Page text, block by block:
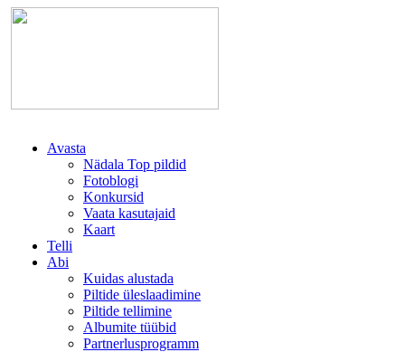
Avasta
Nädala Top pildid
Fotoblogi
Konkursid
Vaata kasutajaid
Kaart
Telli
Abi
Kuidas alustada
Piltide üleslaadimine
Piltide tellimine
Albumite tüübid
Partnerlusprogramm